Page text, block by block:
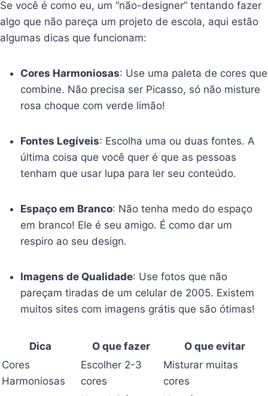
Se você é como eu, um “não-designer” tentando fazer
algo que não pareça um projeto de escola, aqui estão
algumas dicas que funcionam:
Cores Harmoniosas: Use uma paleta de cores que
combine. Não precisa ser Picasso, só não misture
rosa choque com verde limão!
Fontes Legíveis: Escolha uma ou duas fontes. A
última coisa que você quer é que as pessoas
tenham que usar lupa para ler seu conteúdo.
Espaço em Branco: Não tenha medo do espaço
em branco! Ele é seu amigo. É como dar um
respiro ao seu design.
Imagens de Qualidade: Use fotos que não
pareçam tiradas de um celular de 2005. Existem
muitos sites com imagens grátis que são ótimas!
Dica O que fazer
O que evitar
Cores
Harmoniosas
Escolher 2-3
cores
Misturar muitas
cores